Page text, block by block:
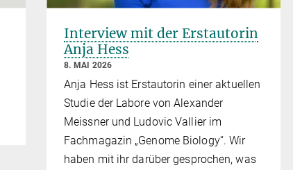
Interview mit der Erstautorin
Anja Hess
8. MAI 2026
Anja Hess ist Erstautorin einer aktuellen
Studie der Labore von Alexander
Meissner und Ludovic Vallier im
Fachmagazin „Genome Biology“. Wir
haben mit ihr darüber gesprochen, was